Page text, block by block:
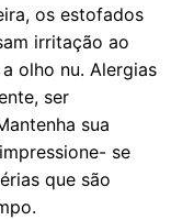
os estofados
irritação ao
olho nu. Alergias
ser
sua
se
que são